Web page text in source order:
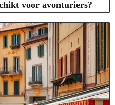
voor avonturiers?